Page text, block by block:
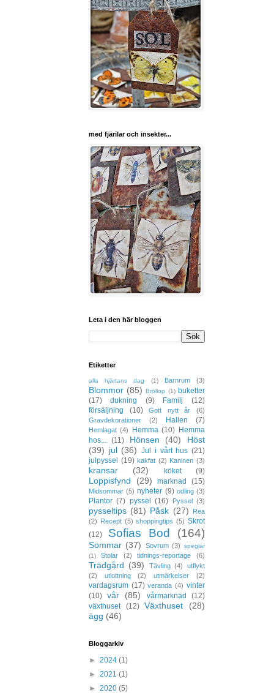
med fjärilar och insekter...
Leta i den här bloggen
Etiketter
alla hjärtans dag (1) Barnrum (3)
Blommor (85) Bröllop (1) buketter
(17)
dukning (9) Familj
(12)
försäljning
(10) Gott nytt år
(6)
Gravdekorationer
(2) Hallen (7)
Hemlagat (4) Hemma (10) Hemma
hos...
(11) Hönsen (40)
Höst
(39) jul (36) Jul i vårt hus (21)
julpyssel
(19) kakfat (2) Kaninen (3)
kransar (32) köket (9)
Loppisfynd (29) marknad (15)
Midsommar (5) nyheter (9) odling (3)
Plantor (7) pyssel (16) Pyssel (3)
pysseltips (81) Påsk (27)
Rea
(2) Recept (5) shoppingtips (5) Skrot
(12)
Sofias Bod (164)
Sommar (37) Sovrum (3)
speglar
(1)
Stolar (2) tidnings-reportage (6)
Trädgård (39) Tävling (4)
utflykt
(2)
utlottning (2) utmärkelser (2)
vardagsrum (17) veranda (4) vinter
(10) vår (85) vårmarknad
(12)
växthuset
(12) Växthuset
(28)
ägg (46)
Bloggarkiv
► 2024 (1)
► 2021 (1)
► 2020 (5)